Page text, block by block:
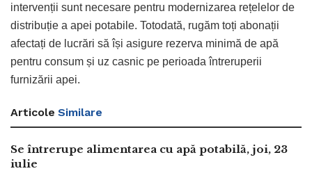
intervenții sunt necesare pentru modernizarea rețelelor de
distribuție a apei potabile. Totodată, rugăm toți abonații
afectați de lucrări să își asigure rezerva minimă de apă
pentru consum și uz casnic pe perioada întreruperii
furnizării apei.
Articole Similare
Se întrerupe alimentarea cu apă potabilă, joi, 23
iulie